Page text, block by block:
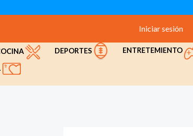
Iniciar sesión
DEPORTES ENTRETEMIENTO